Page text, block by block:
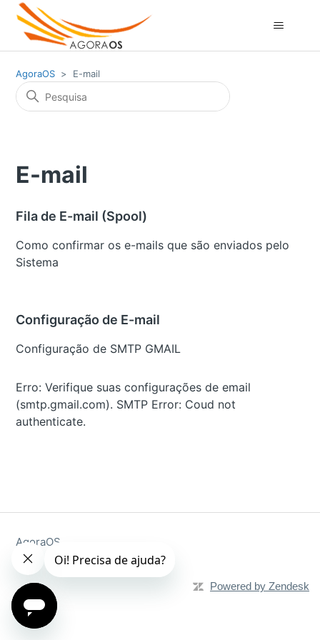
AgoraOS E-mail
E-mail
Fila de E-mail (Spool)
Como confirmar os e-mails que são enviados pelo
Sistema
Configuração de E-mail
Configuração de SMTP GMAIL
Erro: Verifique suas configurações de email
(smtp.gmail.com). SMTP Error: Coud not
authenticate.
AgoraOS
Powered by Zendesk